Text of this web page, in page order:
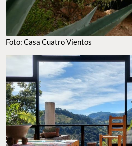
Foto: Casa Cuatro Vientos